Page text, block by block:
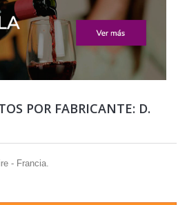
POR FABRICANTE: D.
- Francia.